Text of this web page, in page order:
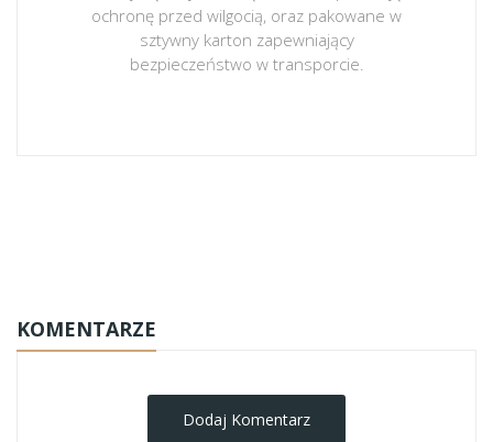
ochronę przed wilgocią, oraz pakowane w
sztywny karton zapewniający
bezpieczeństwo w transporcie.
KOMENTARZE
Dodaj Komentarz